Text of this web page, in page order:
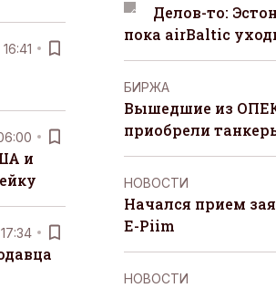
и
Делов-то:
пока airBaltic
БИРЖА
Вышедшие из
приобрели
НОВОСТИ
Начался прием
E-Piim
НОВОСТИ